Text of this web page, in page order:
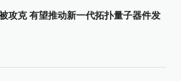
攻克 有望推动新一代拓扑量子器件发